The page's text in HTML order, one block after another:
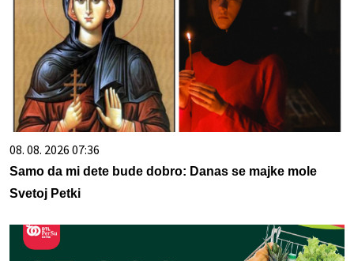
08. 08. 2026 07:36
Samo da mi dete bude dobro: Danas se majke mole
Svetoj Petki